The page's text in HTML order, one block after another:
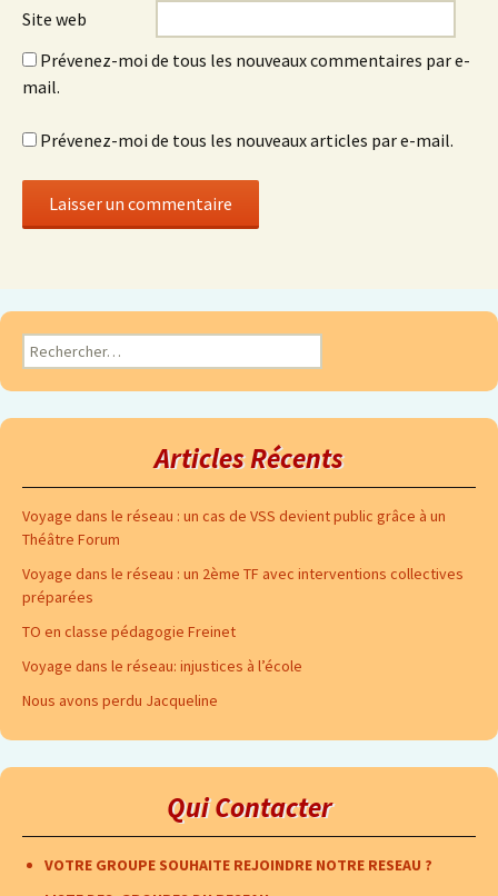
Site web
Prévenez-moi de tous les nouveaux commentaires par e-
mail.
Prévenez-moi de tous les nouveaux articles par e-mail.
Rechercher :
Articles Récents
Voyage dans le réseau : un cas de VSS devient public grâce à un
Théâtre Forum
Voyage dans le réseau : un 2ème TF avec interventions collectives
préparées
TO en classe pédagogie Freinet
Voyage dans le réseau: injustices à l’école
Nous avons perdu Jacqueline
Qui Contacter
VOTRE GROUPE SOUHAITE REJOINDRE NOTRE RESEAU ?